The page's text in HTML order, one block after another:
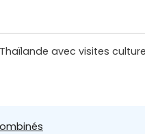
avec visites